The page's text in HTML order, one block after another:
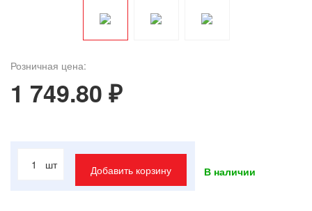
Розничная цена:
1 749.80 ₽
шт Добавить корзину В наличии